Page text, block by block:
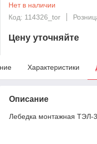
Нет в наличии
Код: 114326_tor
Цену уточняйте
Характеристики
Описание
Лебедка монтажная ТЭЛ-